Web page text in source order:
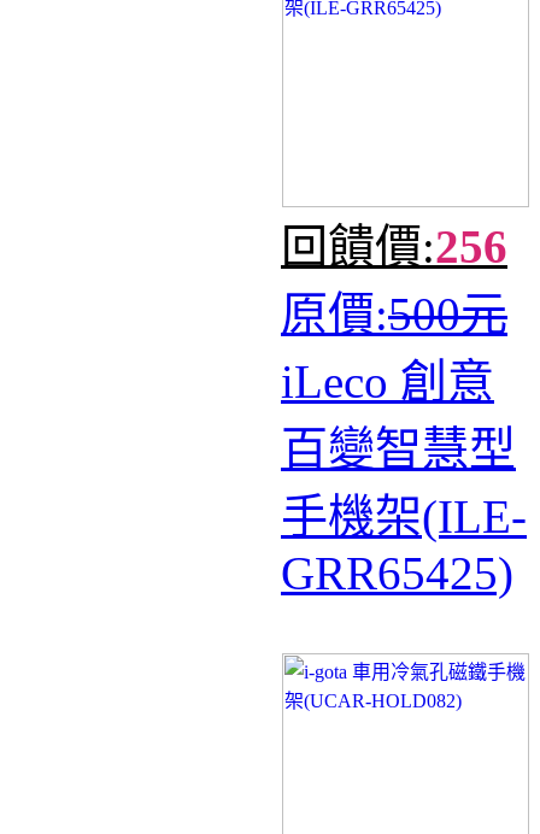
回饋價:256
原價:500元
iLeco 創意
百變智慧型
手機架(ILE-
GRR65425)